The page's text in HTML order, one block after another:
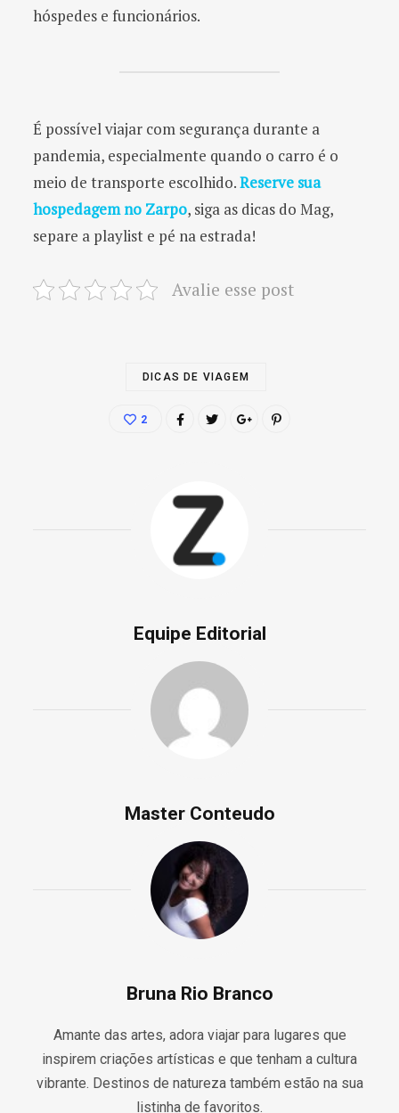
hóspedes e funcionários.
É possível viajar com segurança durante a
pandemia, especialmente quando o carro é o
meio de transporte escolhido.Reserve sua
hospedagem no Zarpo, siga as dicas do Mag,
separe a playlist e pé na estrada!
Avalie esse post
DICAS DE VIAGEM
2
Equipe Editorial
Master Conteudo
Bruna Rio Branco
Amante das artes, adora viajar para lugares que
inspirem criações artísticas e que tenham a cultura
vibrante. Destinos de natureza também estão na sua
listinha de favoritos.